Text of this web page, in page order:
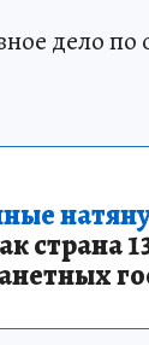
дело по
страна